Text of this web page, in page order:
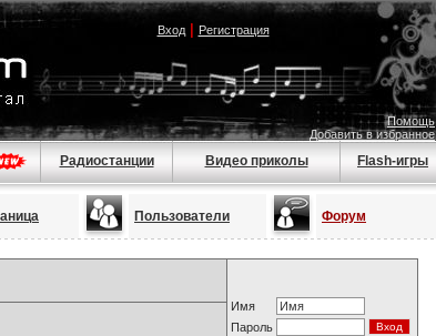
Вход| Регистрация
Помощь
Добавить в избранное
Радиостанции Видео приколы Flash-игры
Пользователи Форум
Имя
Пароль